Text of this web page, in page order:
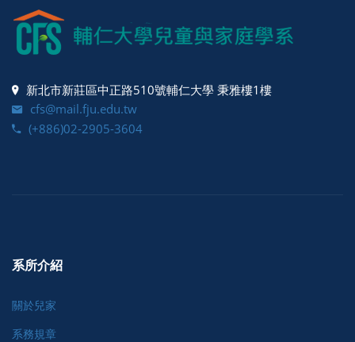
新北市新莊區中正路510號輔仁大學 秉雅樓1樓
cfs@mail.fju.edu.tw
(+886)02-2905-3604
系所介紹
關於兒家
系務規章